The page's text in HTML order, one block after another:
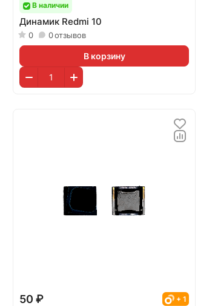
В наличии
Динамик Redmi 10
0 0отзывов
В корзину
50 ₽ + 1